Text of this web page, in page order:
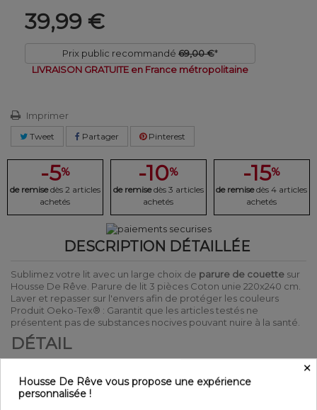
39,99 €
Prix public recommandé 69,00 €*
LIVRAISON GRATUITE en France métropolitaine
Imprimer
Tweet Partager Pinterest
-5%
de remise dès 2 articles
achetés
-10%
de remise dès 3 articles
achetés
-15%
de remise dès 4 articles
achetés
DESCRIPTION DÉTAILLÉE
Sublimez votre lit avec un large choix de parure de couette sur
Housse De Rêve. Parure de lit 3 pièces Coton unie 220x240 cm.
Laver et repasser sur l'envers afin de protéger les couleurs
Produit Oeko-Tex® : Garantit que les articles testés ne
présentent pas de substances nocives pouvant nuire à la santé.
DÉTAIL
Couleur : Motifs
Entretien : Lavable en machine à 40°C
×
Housse De Rêve vous propose une expérience
personnalisée !